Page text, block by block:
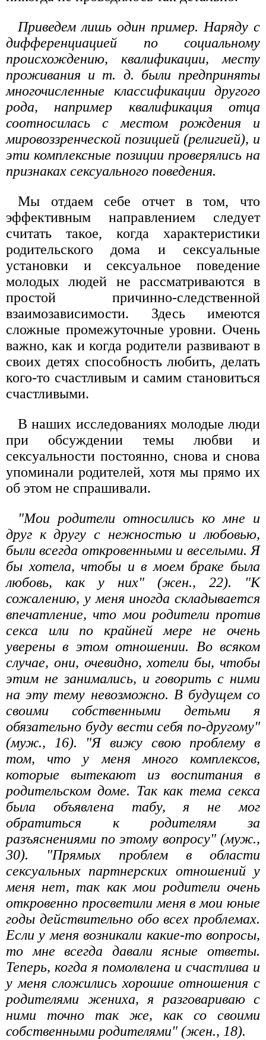
Приведем лишь один пример. Наряду с
дифференциацией по социальному
происхождению, квалификации, месту
проживания и т. д. были предприняты
многочисленные классификации другого
рода, например квалификация отца
соотносилась с местом рождения и
мировоззренческой позицией (религией), и
эти комплексные позиции проверялись на
признаках сексуального поведения.
Мы отдаем себе отчет в том, что
эффективным направлением следует
считать такое, когда характеристики
родительского дома и сексуальные
установки и сексуальное поведение
молодых людей не рассматриваются в
простой причинно-следственной
взаимозависимости. Здесь имеются
сложные промежуточные уровни. Очень
важно, как и когда родители развивают в
своих детях способность любить, делать
кого-то счастливым и самим становиться
счастливыми.
В наших исследованиях молодые люди
при обсуждении темы любви и
сексуальности постоянно, снова и снова
упоминали родителей, хотя мы прямо их
об этом не спрашивали.
"Мои родители относились ко мне и
друг к другу с нежностью и любовью,
были всегда откровенными и веселыми. Я
бы хотела, чтобы и в моем браке была
любовь, как у них" (жен., 22). "К
сожалению, у меня иногда складывается
впечатление, что мои родители против
секса или по крайней мере не очень
уверены в этом отношении. Во всяком
случае, они, очевидно, хотели бы, чтобы
этим не занимались, и говорить с ними
на эту тему невозможно. В будущем со
своими собственными детьми я
обязательно буду вести себя по-другому"
(муж., 16). "Я вижу свою проблему в
том, что у меня много комплексов,
которые вытекают из воспитания в
родительском доме. Так как тема секса
была объявлена табу, я не мог
обратиться к родителям за
разъяснениями по этому вопросу" (муж.,
30). "Прямых проблем в области
сексуальных партнерских отношений у
меня нет, так как мои родители очень
откровенно просветили меня в мои юные
годы действительно обо всех проблемах.
Если у меня возникали какие-то вопросы,
то мне всегда давали ясные ответы.
Теперь, когда я помолвлена и счастлива и
у меня сложились хорошие отношения с
родителями жениха, я разговариваю с
ними точно так же, как со своими
собственными родителями" (жен., 18).